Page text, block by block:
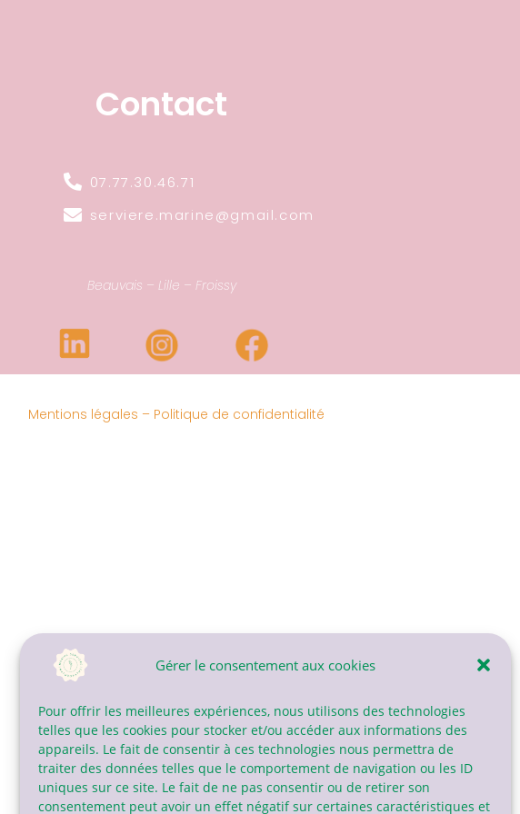
Gérer le consentement aux cookies
Pour offrir les meilleures expériences, nous utilisons des technologies
telles que les cookies pour stocker et/ou accéder aux informations des
appareils. Le fait de consentir à ces technologies nous permettra de
traiter des données telles que le comportement de navigation ou les ID
uniques sur ce site. Le fait de ne pas consentir ou de retirer son
consentement peut avoir un effet négatif sur certaines caractéristiques et
Contact
07.77.30.46.71
serviere.marine@gmail.com
Beauvais – Lille – Froissy
Mentions légales – Politique de confidentialité